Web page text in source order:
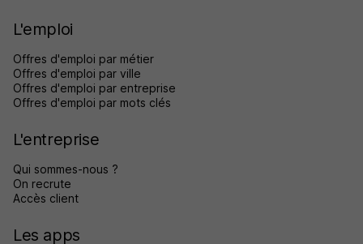
L'emploi
Offres d'emploi par métier
Offres d'emploi par ville
Offres d'emploi par entreprise
Offres d'emploi par mots clés
L'entreprise
Qui sommes-nous ?
On recrute
Accès client
Les apps